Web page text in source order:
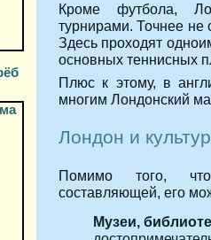
Кроме футбола,
турнирами. Точнее не
Здесь проходят
основных теннисных
Плюс к этому, в
многим Лондонский
Лондон и
Помимо того,
составляющей, его
Музеи,